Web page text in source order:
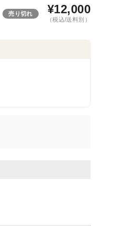
売り切れ ¥12,000
（税込/送料別）